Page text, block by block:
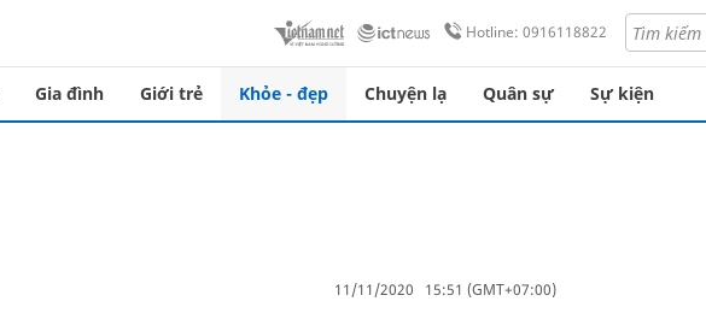
Hotline: 0916118822
Gia đình Giới trẻ Khỏe - đẹp Chuyện lạ Quân sự Sự kiện
11/11/2020 15:51 (GMT+07:00)